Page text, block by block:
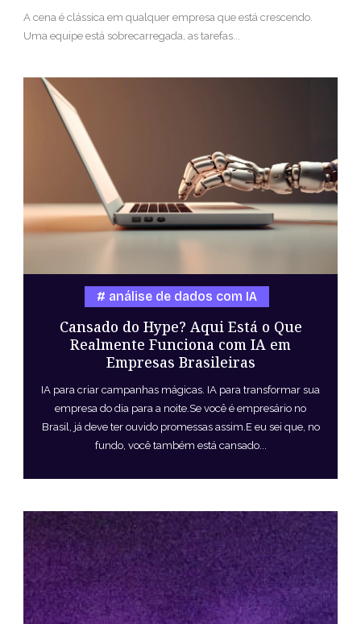
A cena é clássica em qualquer empresa que está crescendo.
Uma equipe está sobrecarregada, as tarefas...
Cansado do Hype? Aqui Está o Que
Realmente Funciona com IA em
Empresas Brasileiras
análise de dados com IA
IA para criar campanhas mágicas. IA para transformar sua
empresa do dia para a noite.Se você é empresário no
Brasil, já deve ter ouvido promessas assim.E eu sei que, no
fundo, você também está cansado...